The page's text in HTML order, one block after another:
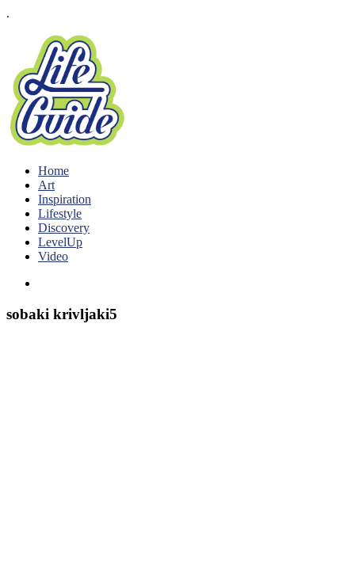
.
Home
Art
Inspiration
Lifestyle
Discovery
LevelUp
Video
sobaki krivljaki5